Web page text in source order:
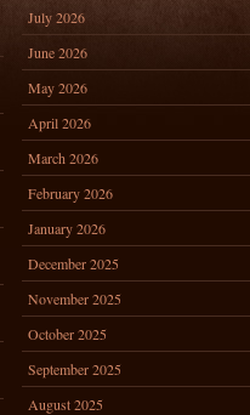
July 2026
June 2026
May 2026
April 2026
March 2026
February 2026
January 2026
December 2025
November 2025
October 2025
September 2025
August 2025